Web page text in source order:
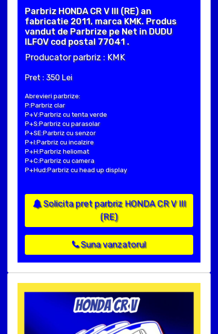
Parbriz HONDA CR V III (RE) an
fabricatie 2011, marca KMK. Produs
vandut de Parbrize pe Net in DUDU
ILFOV cod postal 77041 .
Producator parbriz : KMK
Pret : 350 Lei
Abrevieri parbrize:
P:Parbriz clar
P+V:Parbriz cu tenta verde
P+S:Parbriz cu parasolar
P+SE:Parbriz cu senzor
P+I:Parbriz cu incalzire
P+H:Parbriz heliomat
P+C:Parbriz cu camera
P+Hud:Parbriz cu head up display
Solicita pret parbriz HONDA CR V III
(RE)
Suna vanzatorul